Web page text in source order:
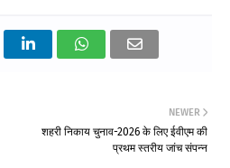
NEWER
शहरी निकाय चुनाव-2026 के लिए ईवीएम की
प्रथम स्तरीय जांच संपन्न